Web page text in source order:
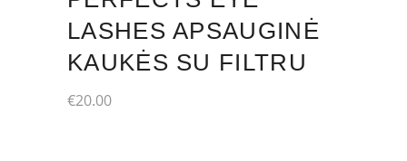
LASHES APSAUGINĖ
KAUKĖS SU FILTRU
€20.00